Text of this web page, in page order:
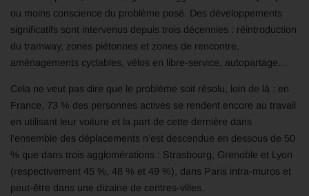
ou moins conscience du problème posé. Des développements
significatifs sont intervenus depuis trois décennies : réintroduction
du tramway, zones piétonnes et zones de rencontre,
aménagements cyclables, vélos en libre-service, autopartage…
Cela ne veut pas dire que le problème soit résolu, loin de là : en
France, 73 % des personnes actives se rendent encore au travail
en utilisant leur voiture et la part de cette dernière dans
l’ensemble des déplacements n’est descendue en dessous de 50
% que dans trois agglomérations : Strasbourg, Grenoble et Lyon
(respectivement 45 %, 48 % et 49 %), dans Paris intra-muros et
peut-être dans une dizaine de centres-villes.